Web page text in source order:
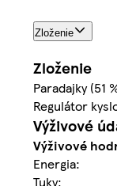
Zloženie
Zloženie
Paradajky (51
Regulátor
Výživové
Výživové
Energia:
Tuky: